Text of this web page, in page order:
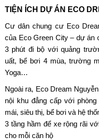
TIỆN ÍCH DỰ ÁN ECO
Cư dân chung cư Eco
của Eco Green City – dự án
3 phút đi bộ với quảng
uất, bể bơi 4 mùa, trường
Yoga…
Ngoài ra, Eco Dream
nội khu đẳng cấp với
mái, siêu thị, bể bơi và hệ
3 tầng hầm để xe rộng rãi
cho mỗi căn hộ